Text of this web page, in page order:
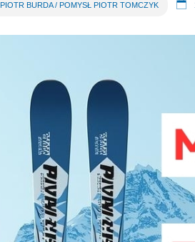
PIOTR BURDA / POMYSŁ PIOTR TOMCZYK